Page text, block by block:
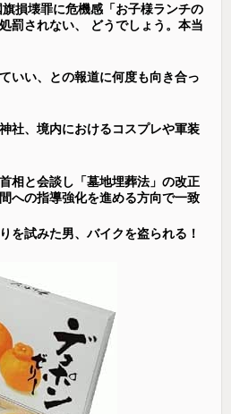
損壊罪に危機感「お子様ランチの
罰されない、 どうでしょう。本当
いい、との報道に何度も向き合っ
社、境内におけるコスプレや軍装
相と会談し「墓地埋葬法」の改正
への指導強化を進める方向で一致
を試みた男、バイクを盗られる！